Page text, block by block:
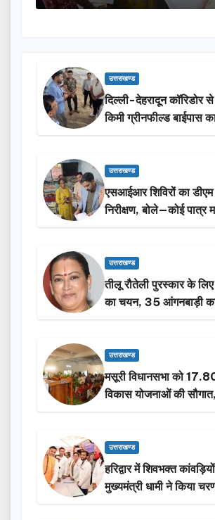
उत्तराखण्ड
दिल्ली-देहरादून कॉरिडोर
किमी ग्रीनफील्ड बाईपास
किया निरीक्षण…
उत्तराखण्ड
एसआईआर शिविरों का
निरीक्षण, बोले—कोई पात्र
से न छूटे…
उत्तराखण्ड
तीलू रौतेली पुरस्कार के
का चयन, 35 आंगनबाड़ी
होंगी सम्मानित…
उत्तराखण्ड
मसूरी विधानसभा को
विकास योजनाओं की
ने किया लोकार्पण-
उत्तराखण्ड
हरिद्वार में शिवभक्त
मुख्यमंत्री धामी ने किया